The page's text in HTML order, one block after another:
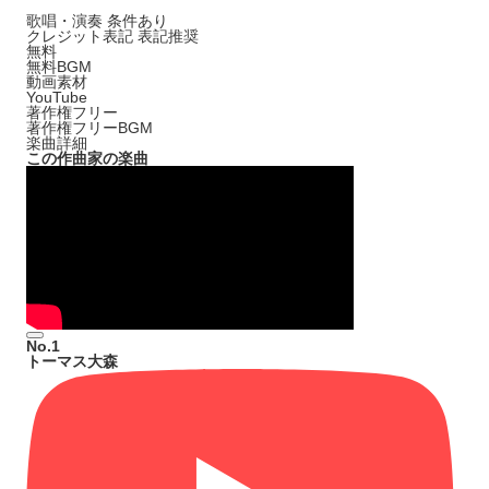
歌唱・演奏 条件あり
クレジット表記 表記推奨
無料
無料BGM
動画素材
YouTube
著作権フリー
著作権フリーBGM
楽曲詳細
この作曲家の楽曲
No.1
トーマス大森